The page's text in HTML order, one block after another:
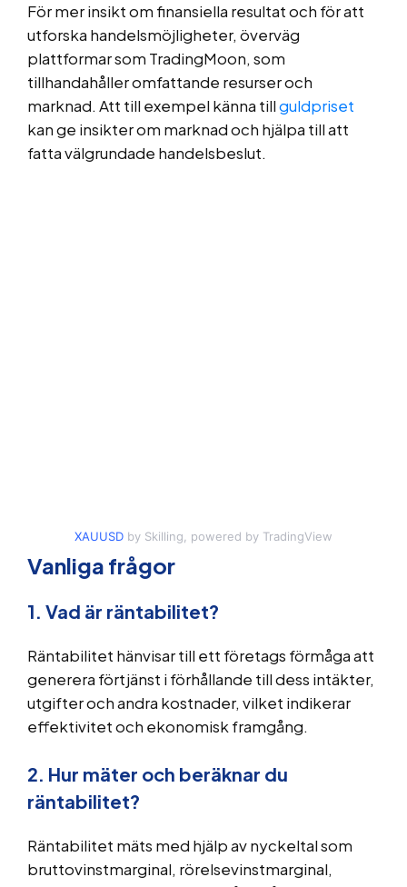
För mer insikt om finansiella resultat och för att
utforska handelsmöjligheter, överväg
plattformar som TradingMoon, som
tillhandahåller omfattande resurser och
marknad. Att till exempel känna tillguldpriset
kan ge insikter om marknad och hjälpa till att
fatta välgrundade handelsbeslut.
XAUUSD by Skilling, powered by TradingView
Vanliga frågor
1. Vad är räntabilitet?
Räntabilitet hänvisar till ett företags förmåga att
generera förtjänst i förhållande till dess intäkter,
utgifter och andra kostnader, vilket indikerar
effektivitet och ekonomisk framgång.
2. Hur mäter och beräknar du
räntabilitet?
Räntabilitet mäts med hjälp av nyckeltal som
bruttovinstmarginal, rörelsevinstmarginal,